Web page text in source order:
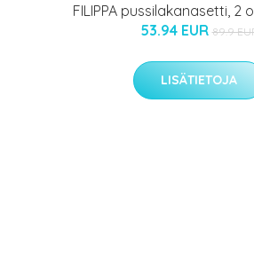
FILIPPA pussilakanasetti, 2
53.94 EUR 89.9
LISÄTIETOJA